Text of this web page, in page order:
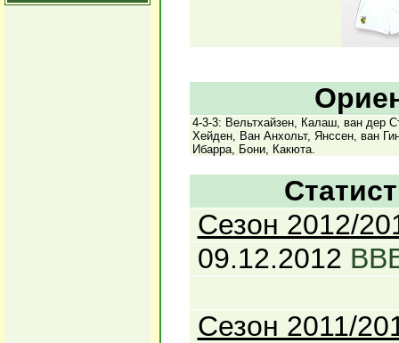
4-3-3: Вельтхайзен, Калаш, ван дер
Хейден, Ван Анхольт, Янссен, ван
Ибарра, Бони, Какюта.
Сезон 2012/
09.12.2012
Сезон 2011/